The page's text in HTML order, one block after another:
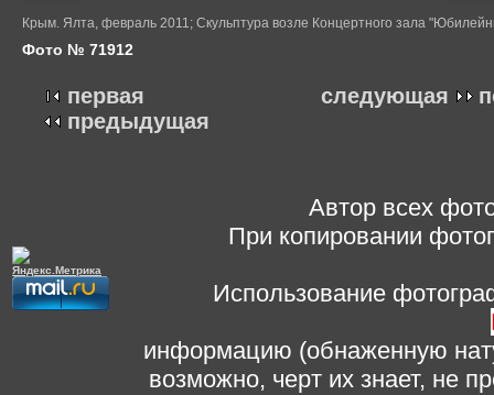
Крым. Ялта, февраль 2011; Скульптура возле Концертного зала
Фото № 71912
следующая
первая
предыдущая
Автор всех
При копировании
Использование
информацию (обнаженную
возможно, черт их знает, не